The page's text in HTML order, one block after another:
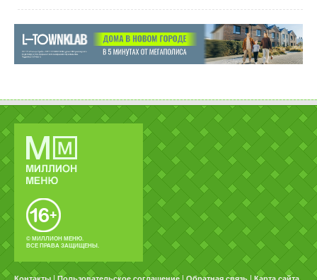
© МИЛЛИОН МЕНЮ.
ВСЕ ПРАВА ЗАЩИЩЕНЫ.